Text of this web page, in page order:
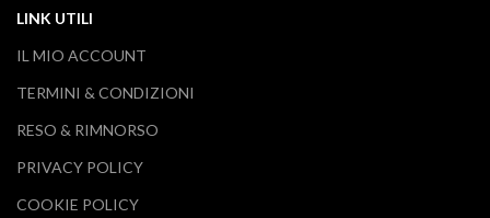
LINK UTILI
IL MIO ACCOUNT
TERMINI & CONDIZIONI
RESO & RIMNORSO
PRIVACY POLICY
COOKIE POLICY